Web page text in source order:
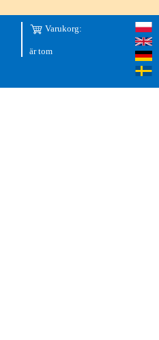
Varukorg:
är tom